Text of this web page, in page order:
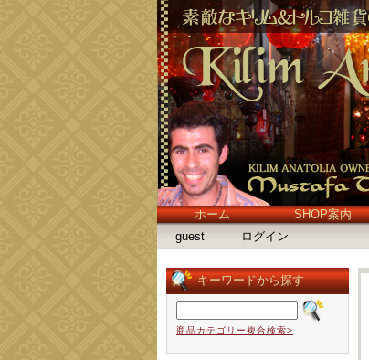
ホーム SHOP案内
guest
ログイン
キーワードから探す
商品カテゴリー複合検索>